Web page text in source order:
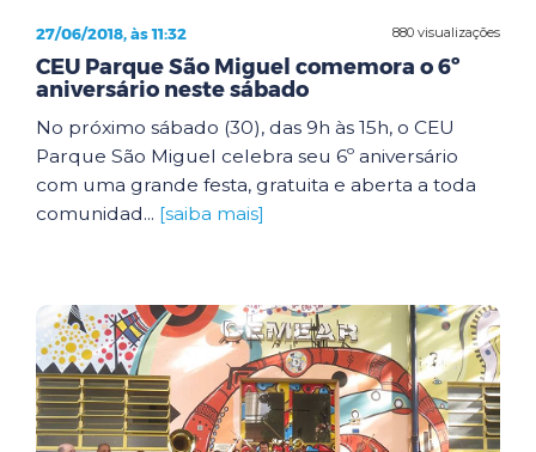
880 visualizações
27/06/2018, às 11:32
CEU Parque São Miguel comemora o 6º
aniversário neste sábado
No próximo sábado (30), das 9h às 15h, o CEU
Parque São Miguel celebra seu 6º aniversário
com uma grande festa, gratuita e aberta a toda
comunidad... [saiba mais]